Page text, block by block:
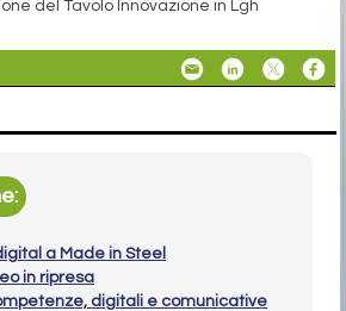
del Tavolo Innovazione in Lgh
a Made in Steel
in ripresa
digitali e comunicative